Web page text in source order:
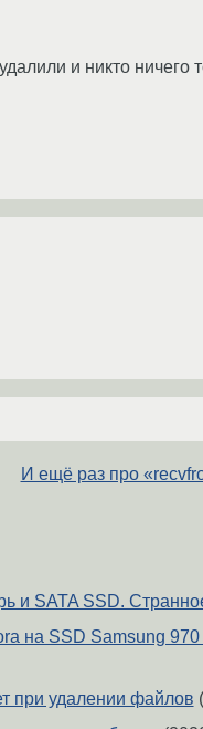
и никто ничего
И ещё раз про
и SATA SSD.
на SSD Samsung
при удалении файлов